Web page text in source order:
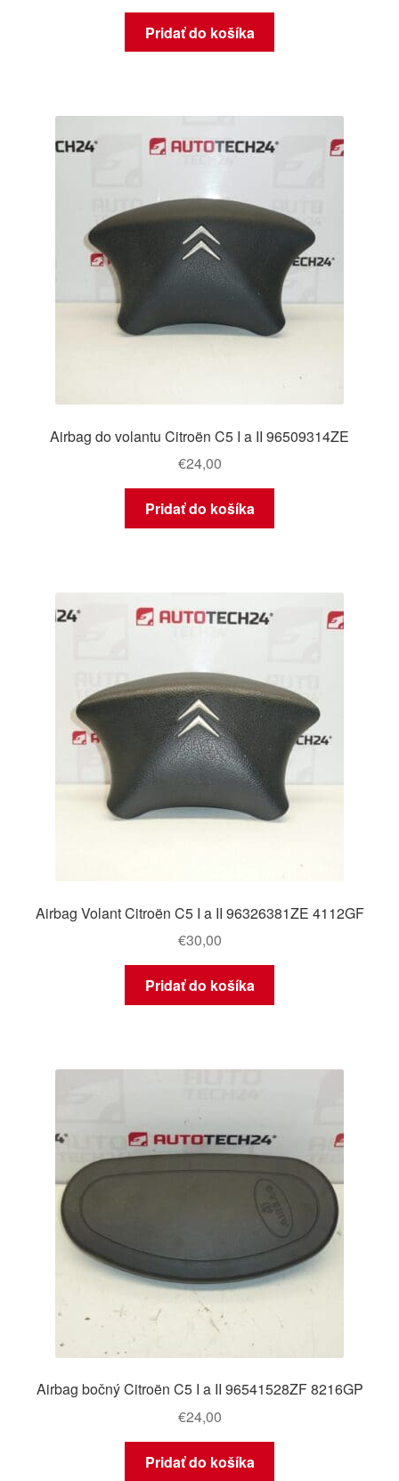
Pridať do košíka
Airbag do volantu Citroën C5 I a II 96509314ZE
€24,00
Pridať do košíka
Airbag Volant Citroën C5 I a II 96326381ZE 4112GF
€30,00
Pridať do košíka
Airbag bočný Citroën C5 I a II 96541528ZF 8216GP
€24,00
Pridať do košíka